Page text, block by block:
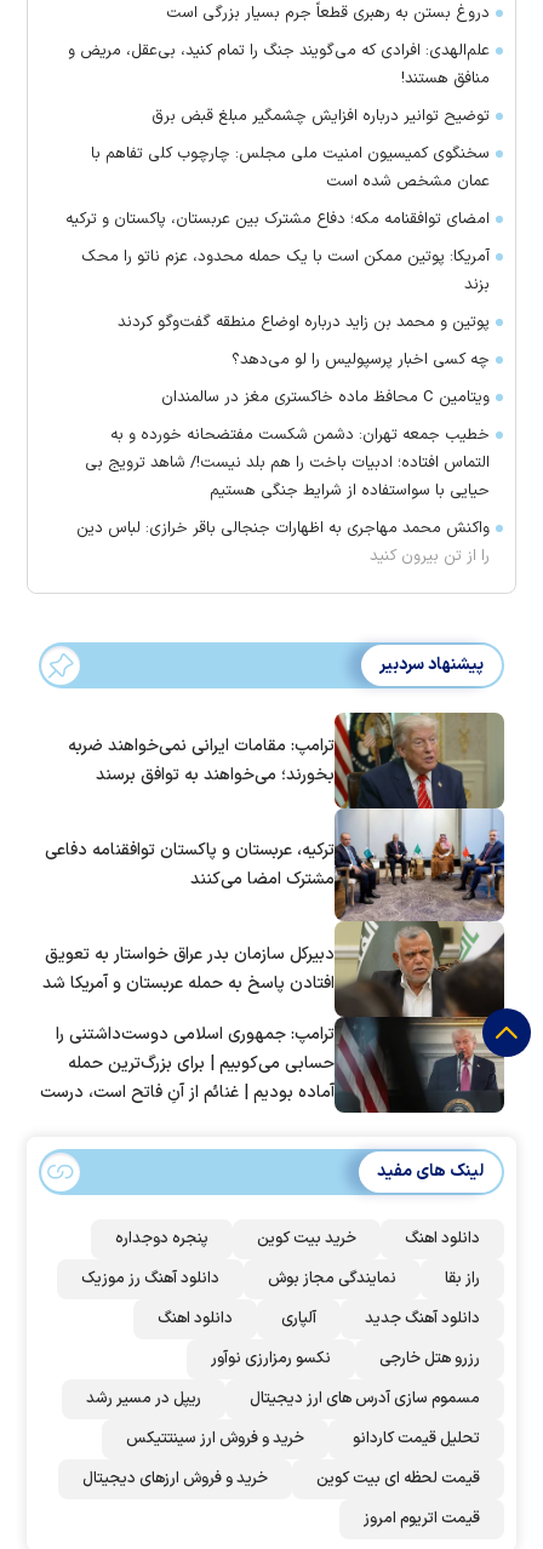
دروغ بستن به رهبری قطعاً جرم بسیار بزرگی است
علم‌الهدی: افرادی که می‌گویند جنگ را تمام کنید، بی‌عقل، مریض و
منافق هستند!
توضیح توانیر درباره افزایش چشمگیر مبلغ قبض برق
سخنگوی کمیسیون امنیت ملی مجلس: چارچوب کلی تفاهم با
عمان مشخص شده است
امضای توافقنامه مکه؛ دفاع مشترک بین عربستان، پاکستان و ترکیه
آمریکا: پوتین ممکن است با یک حمله محدود، عزم ناتو را محک
بزند
پوتین و محمد بن زاید درباره اوضاع منطقه گفت‌وگو کردند
چه کسی اخبار پرسپولیس را لو می‌دهد؟
ویتامین C محافظ ماده خاکستری مغز در سالمندان
خطیب جمعه تهران: دشمن شکست مفتضحانه خورده و به
التماس افتاده؛ ادبیات باخت را هم بلد نیست!/ شاهد ترویج بی
حیایی با سواستفاده از شرایط جنگی هستیم
واکنش محمد مهاجری به اظهارات جنجالی باقر خرازی: لباس دین
را از تن بیرون کنید
پیشنهاد سردبیر
ترامپ: مقامات ایرانی نمی‌خواهند ضربه
بخورند؛ می‌خواهند به توافق برسند
ترکیه، عربستان و پاکستان توافقنامه دفاعی
مشترک امضا می‌کنند
دبیرکل سازمان بدر عراق خواستار به تعویق
افتادن پاسخ به حمله عربستان و آمریکا شد
ترامپ: جمهوری اسلامی دوست‌داشتنی را
حسابی می‌کوبیم | برای بزرگ‌ترین حمله
آماده بودیم | غنائم از آنِ فاتح است، درست
لینک های مفید
دانلود اهنگ خرید بیت کوین
پنجره دوجداره
راز بقا
نمایندگی مجاز بوش
دانلود آهنگ رز‌ موزیک
دانلود آهنگ جدید
آلپاری
دانلود اهنگ
رزرو هتل خارجی
نکسو رمزارزی نوآور
مسموم سازی آدرس های ارز دیجیتال
ریپل در مسیر رشد
تحلیل قیمت کاردانو
خرید و فروش ارز سینتتیکس
قیمت لحظه ای بیت کوین
خرید و فروش ارزهای دیجیتال
قیمت اتریوم امروز